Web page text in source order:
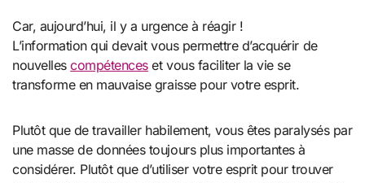
Car, aujourd’hui, il y a urgence à réagir !
L’information qui devait vous permettre d’acquérir de
nouvellescompétenceset vous faciliter la vie se
transforme en mauvaise graisse pour votre esprit.
Plutôt que de travailler habilement, vous êtes paralysés par
une masse de données toujours plus importantes à
considérer. Plutôt que d’utiliser votre esprit pour trouver